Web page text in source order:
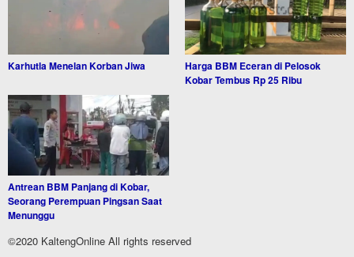
Karhutla Menelan Korban Jiwa
Harga BBM Eceran di Pelosok
Kobar Tembus Rp 25 Ribu
Antrean BBM Panjang di Kobar,
Seorang Perempuan Pingsan Saat
Menunggu
©2020 KaltengOnline All rights reserved